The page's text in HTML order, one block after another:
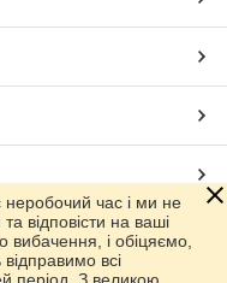
неробочий час і ми не
відповісти на ваші
вибачення, і обіцяємо,
всі